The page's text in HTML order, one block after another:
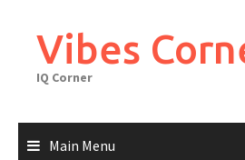
contentVibes
IQ Corner
Main Menu